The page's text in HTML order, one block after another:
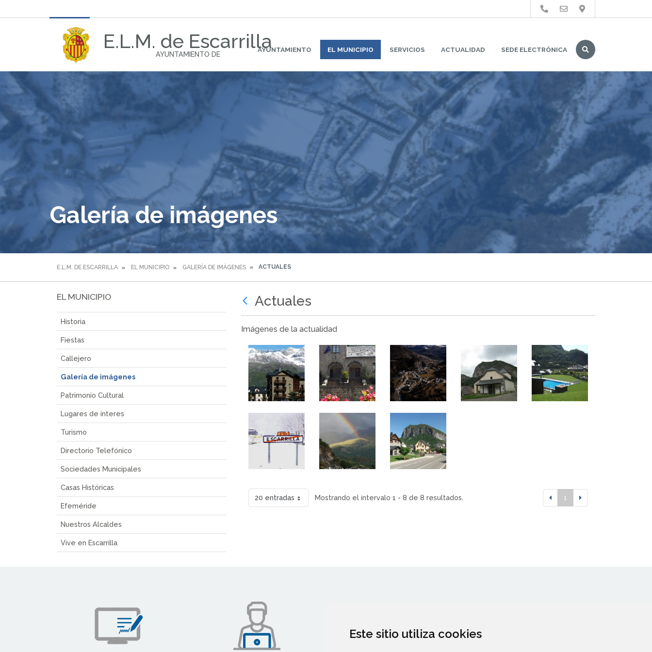
Este sitio utiliza cookies
E.L.M. de Escarrilla
AYUNTAMIENTO DE
AYUNTAMIENTO EL MUNICIPIO SERVICIOS ACTUALIDAD SEDE ELECTRÓNICA
Buscar
Galería de imágenes
E.L.M. DE ESCARRILLA EL MUNICIPIO GALERÍA DE IMÁGENES ACTUALES
EL MUNICIPIO
Historia
Fiestas
Callejero
Galería de imágenes
Patrimonio Cultural
Lugares de interes
Turismo
Directorio Telefónico
Sociedades Municipales
Casas Históricas
Efeméride
Nuestros Alcaldes
Vive en Escarrilla
Actuales
Imágenes de la actualidad
20 entradas Mostrando el intervalo 1 - 8 de 8 resultados. 1